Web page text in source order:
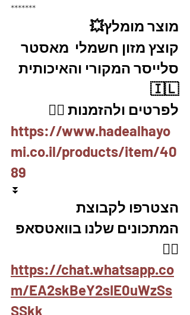
*******
מוצר מומלץ💥
קוצץ מזון חשמלי  מאסטר
סלייסר המקורי והאיכותית
🇮🇱
לפרטים ולהזמנות 👇🏼
https://www.hadealhayo
mi.co.il/products/item/40
89
⏬
הצטרפו לקבוצת
המתכונים שלנו בוואטסאפ
👇🏽
https://chat.whatsapp.co
m/EA2skBeY2sIE0uWzSs
SSkk